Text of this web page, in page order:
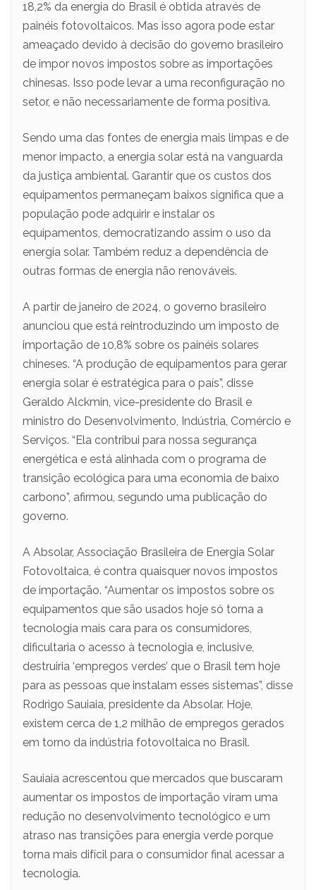
18,2% da energia do Brasil é obtida através de
painéis fotovoltaicos. Mas isso agora pode estar
ameaçado devido à decisão do governo brasileiro
de impor novos impostos sobre as importações
chinesas. Isso pode levar a uma reconfiguração no
setor, e não necessariamente de forma positiva.
Sendo uma das fontes de energia mais limpas e de
menor impacto, a energia solar está na vanguarda
da justiça ambiental. Garantir que os custos dos
equipamentos permaneçam baixos significa que a
população pode adquirir e instalar os
equipamentos, democratizando assim o uso da
energia solar. Também reduz a dependência de
outras formas de energia não renováveis.
A partir de janeiro de 2024, o governo brasileiro
anunciou que está reintroduzindo um imposto de
importação de 10,8% sobre os painéis solares
chineses. “A produção de equipamentos para gerar
energia solar é estratégica para o país”, disse
Geraldo Alckmin, vice-presidente do Brasil e
ministro do Desenvolvimento, Indústria, Comércio e
Serviços. “Ela contribui para nossa segurança
energética e está alinhada com o programa de
transição ecológica para uma economia de baixo
carbono”, afirmou, segundo uma publicação do
governo.
A Absolar, Associação Brasileira de Energia Solar
Fotovoltaica, é contra quaisquer novos impostos
de importação. “Aumentar os impostos sobre os
equipamentos que são usados hoje só torna a
tecnologia mais cara para os consumidores,
dificultaria o acesso à tecnologia e, inclusive,
destruiria ‘empregos verdes’ que o Brasil tem hoje
para as pessoas que instalam esses sistemas”, disse
Rodrigo Sauiaia, presidente da Absolar. Hoje,
existem cerca de 1,2 milhão de empregos gerados
em torno da indústria fotovoltaica no Brasil.
Sauiaia acrescentou que mercados que buscaram
aumentar os impostos de importação viram uma
redução no desenvolvimento tecnológico e um
atraso nas transições para energia verde porque
torna mais difícil para o consumidor final acessar a
tecnologia.